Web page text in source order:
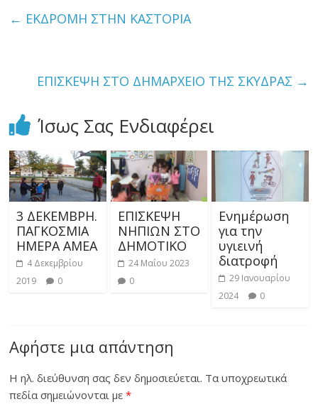
← ΕΚΔΡΟΜΗ ΣΤΗΝ ΚΑΣΤΟΡΙΑ
ΕΠΙΣΚΕΨΗ ΣΤΟ ΔΗΜΑΡΧΕΙΟ ΤΗΣ ΣΚΥΔΡΑΣ →
Ίσως Σας Ενδιαφέρει
3 ΔΕΚΕΜΒΡΗ.
ΠΑΓΚΟΣΜΙΑ
ΗΜΕΡΑ ΑΜΕΑ
4 Δεκεμβρίου
2019
0
ΕΠΙΣΚΕΨΗ
ΝΗΠΙΩΝ ΣΤΟ
ΔΗΜΟΤΙΚΟ
24 Μαΐου 2023
0
Ενημέρωση
για την
υγιεινή
διατροφή
29 Ιανουαρίου
2024
0
Αφήστε μια απάντηση
Η ηλ. διεύθυνση σας δεν δημοσιεύεται. Τα υποχρεωτικά
πεδία σημειώνονται με*